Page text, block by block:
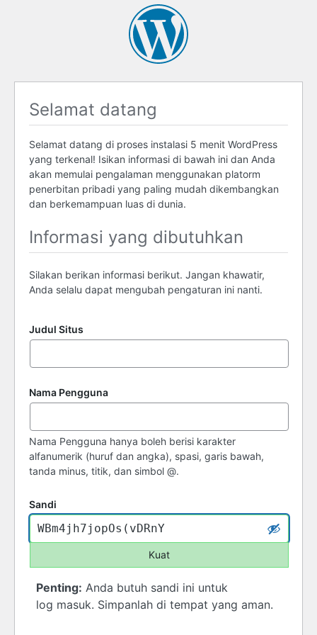
Selamat datang
Selamat datang di proses instalasi 5 menit WordPress
yang terkenal! Isikan informasi di bawah ini dan Anda
akan memulai pengalaman menggunakan platorm
penerbitan pribadi yang paling mudah dikembangkan
dan berkemampuan luas di dunia.
Informasi yang dibutuhkan
Silakan berikan informasi berikut. Jangan khawatir,
Anda selalu dapat mengubah pengaturan ini nanti.
Judul Situs
Nama Pengguna
Nama Pengguna hanya boleh berisi karakter
alfanumerik (huruf dan angka), spasi, garis bawah,
tanda minus, titik, dan simbol @.
Sandi
Kuat
Penting: Anda butuh sandi ini untuk
log masuk. Simpanlah di tempat yang aman.